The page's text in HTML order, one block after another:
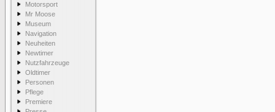
Motorsport
Mr Moose
Museum
Navigation
Neuheiten
Newtimer
Nutzfahrzeuge
Oldtimer
Personen
Pflege
Premiere